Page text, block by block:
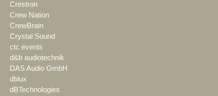
Crestron
Crew Nation
CrewBrain
Crystal Sound
ctc events
d&b audiotechnik
DAS Audio GmbH
dblux
dBTechnologies